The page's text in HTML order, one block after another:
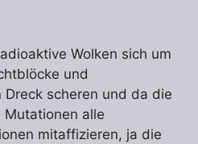
Wolken sich um
und
Dreck scheren und da die
Mutationen alle
mitaffizieren, ja die